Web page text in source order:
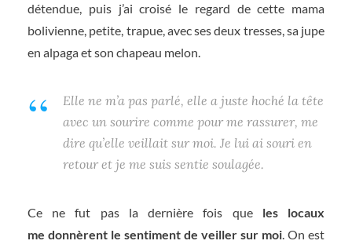
détendue, puis j’ai croisé le regard de cette mama
bolivienne, petite, trapue, avec ses deux tresses, sa jupe
en alpaga et son chapeau melon.
Elle ne m’a pas parlé, elle a juste hoché la tête
avec un sourire comme pour me rassurer, me
dire qu’elle veillait sur moi. Je lui ai souri en
retour et je me suis sentie soulagée.
Ce ne fut pas la dernière fois que les locaux
me donnèrent le sentiment de veiller sur moi. On est